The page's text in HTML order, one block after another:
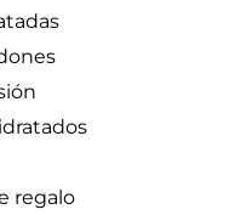
regalo